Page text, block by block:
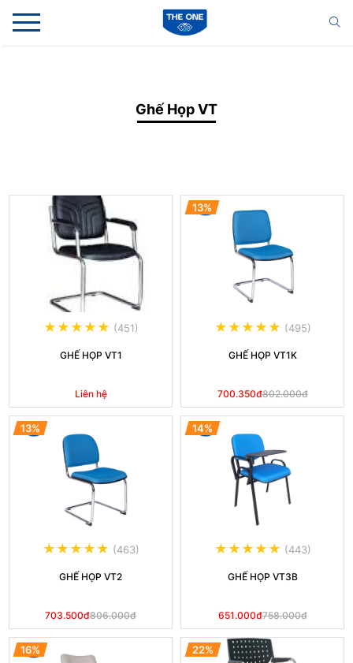
Ghế Họp VT
(451)
GHẾ HỌP VT1
Liên hệ
13%
(495)
GHẾ HỌP VT1K
700.350đ802.000đ
13%
(463)
GHẾ HỌP VT2
703.500đ806.000đ
14%
(443)
GHẾ HỌP VT3B
651.000đ758.000đ
16% 22%